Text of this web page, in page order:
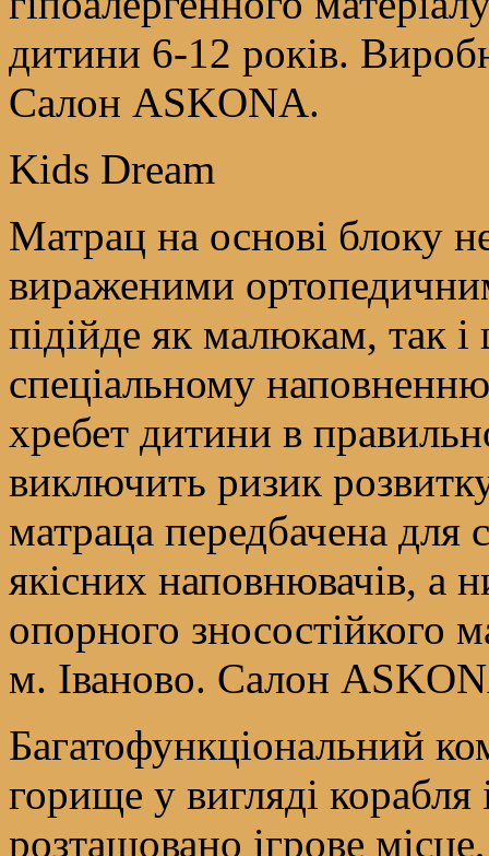
дитини 6-12 років.
Салон ASKONA.
Kids Dream
Матрац на основі блоку
вираженими
підійде як малюкам, так
спеціальному
хребет дитини в
виключить ризик
матраца передбачена для
якісних наповнювачів, а
опорного зносостійкого
м. Іваново. Салон
Багатофункціональний
горище у вигляді
розташовано ігрове